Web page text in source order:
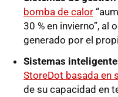
bomba de calor
30 % en invierno”, al
generado por el
Sistemas
StoreDot basada en
de su capacidad en